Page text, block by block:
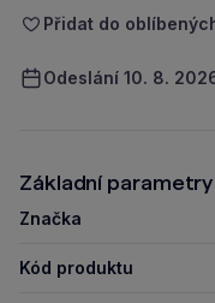
Přidat do
Odeslání 10. 8.
Základní
Značka
Kód produktu